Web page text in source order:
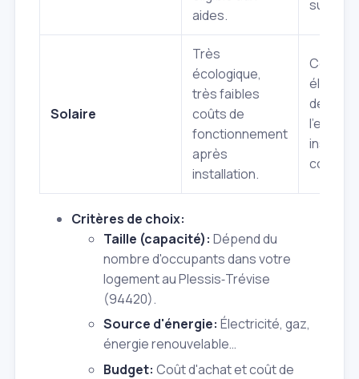
aides.
Solaire
Très
écologique,
très faibles
coûts de
fonctionnement
après
installation.
Coût
élevé,
de
Critères de choix:
Taille (capacité): Dépend du
nombre d'occupants dans votre
logement au Plessis‑Trévise
(94420).
Source d'énergie: Électricité, gaz,
énergie renouvelable…
Budget: Coût d'achat et coût de